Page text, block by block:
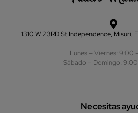
1310 W 23RD St Independence,
Lunes – Viernes: 9:00
Sábado – Domingo:
Necesitas